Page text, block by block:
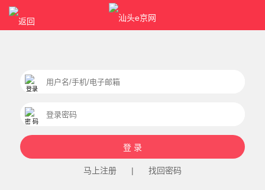
马上注册 | 找回密码